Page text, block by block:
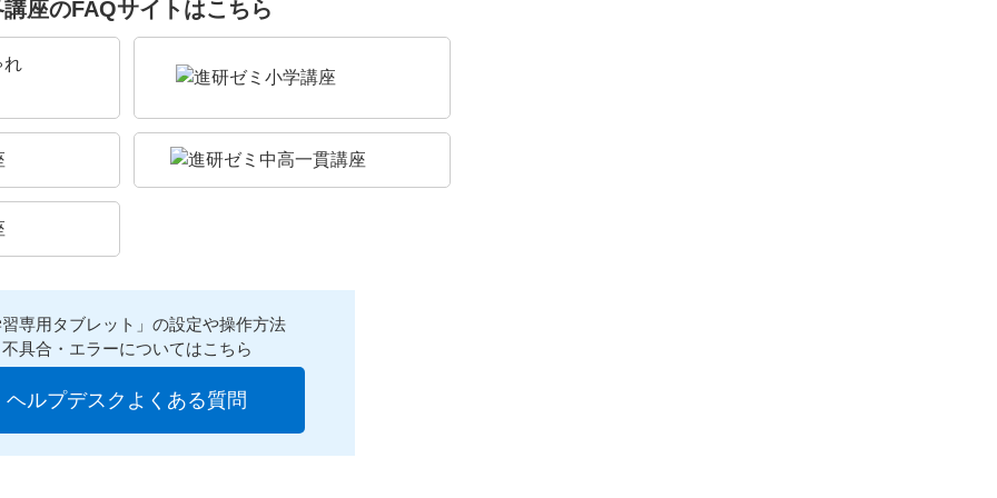
座のFAQサイトはこちら
専用タブレット」の設定や操作方法
不具合・エラーについてはこちら
ヘルプデスクよくある質問